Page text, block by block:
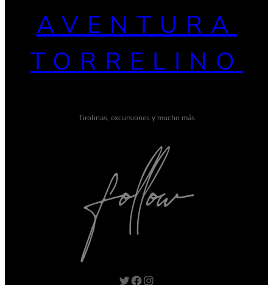
AVENTURA
TORRELINO
Tirolinas, excursiones y mucho más
Twitter Facebook Instagram